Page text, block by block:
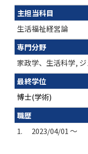
主担当科目
生活福祉経営論
専門分野
家政学、生活科学,
最終学位
博士(学術)
職歴
1.
2023/04/01 ～